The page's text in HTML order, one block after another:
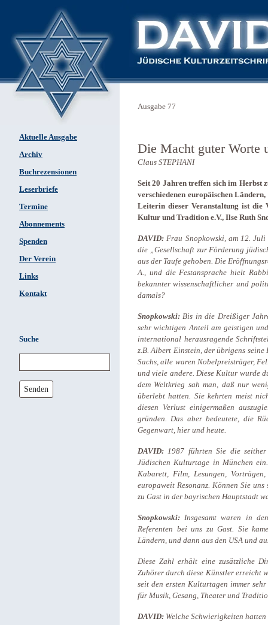
Aktuelle Ausgabe
Archiv
Buchrezensionen
Leserbriefe
Termine
Abonnements
Spenden
Der Verein
Links
Kontakt
Suche
Senden
Ausgabe 77
Die Macht guter Worte
Claus STEPHANI
Seit 20 Jahren treffen sich im Herbst
verschiedenen europäischen
Leiterin dieser Veranstaltung ist die
Kultur und Tradition e.V., Ilse Ruth
DAVID:Frau Snopkowski, am 12.
die „Gesellschaft zur Förderung
aus der Taufe gehoben. Die
A., und die Festansprache hielt
bekannter wissenschaftlicher und
damals?
Snopkowski:Bis in die Dreißiger
sehr wichtigen Anteil am geistigen
international herausragende
z.B. Albert Einstein, der übrigens
Sachs, alle waren Nobelpreisträger,
und viele andere. Diese Kultur wurde
dem Weltkrieg sah man, daß nur
überlebt hatten. Sie kehrten meist
diesen Verlust einigermaßen
gründen. Das aber bedeutete, die
Gegenwart, hier und heute.
DAVID:1987 führten Sie die
Jüdischen Kulturtage in München
Kabarett, Film, Lesungen,
europaweit Resonanz. Können Sie
zu Gast in der bayrischen Hauptstadt
Snopkowski:Insgesamt waren in
Referenten bei uns zu Gast. Sie
Ländern, und dann aus den USA und
Diese Zahl erhält eine zusätzliche
Zuhörer durch diese Künstler erreicht
seit den ersten Kulturtagen immer
für Musik, Gesang, Theater und
DAVID: Welche Schwierigkeiten